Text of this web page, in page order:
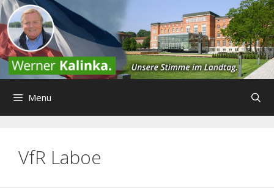
Zum
Inhalt
springen
Menu
VfR Laboe